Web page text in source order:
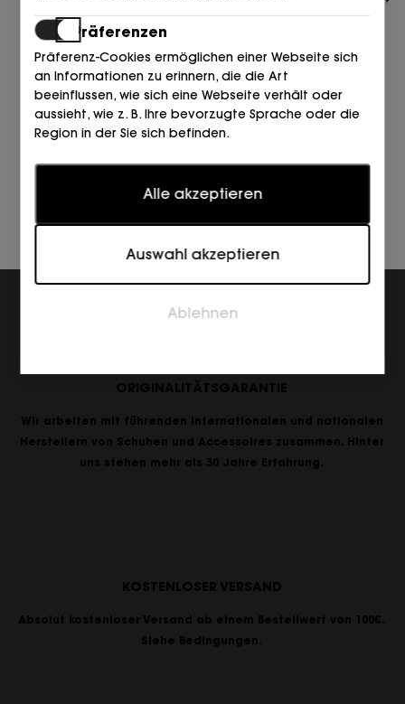
PRETTY BALLERINAS
BAILARINA PUNTERA NOBUCK MARRON 010 CACAO
169,00€
ORIGINALITÄTSGARANTIE
Wir arbeiten mit führenden internationalen und nationalen
Herstellern von Schuhen und Accessoires zusammen. Hinter
uns stehen mehr als 30 Jahre Erfahrung.
KOSTENLOSER VERSAND
Absolut kostenloser Versand ab einem Bestellwert von 100€.
Siehe Bedingungen.
Präferenzen
Präferenz-Cookies ermöglichen einer Webseite sich
an Informationen zu erinnern, die die Art
beeinflussen, wie sich eine Webseite verhält oder
aussieht, wie z. B. Ihre bevorzugte Sprache oder die
Region in der Sie sich befinden.
Statistik-Cookies helfen Webseiten-Besitzern zu
verstehen, wie Besucher mit Webseiten interagieren,
gemeldet werden.
Marketing-Cookies werden verwendet, um Besucher
einzelnen Benutzer sind und daher wertvoller für
Publisher und werbetreibende Drittparteien sind.
Alle akzeptieren
Auswahl akzeptieren
Ablehnen